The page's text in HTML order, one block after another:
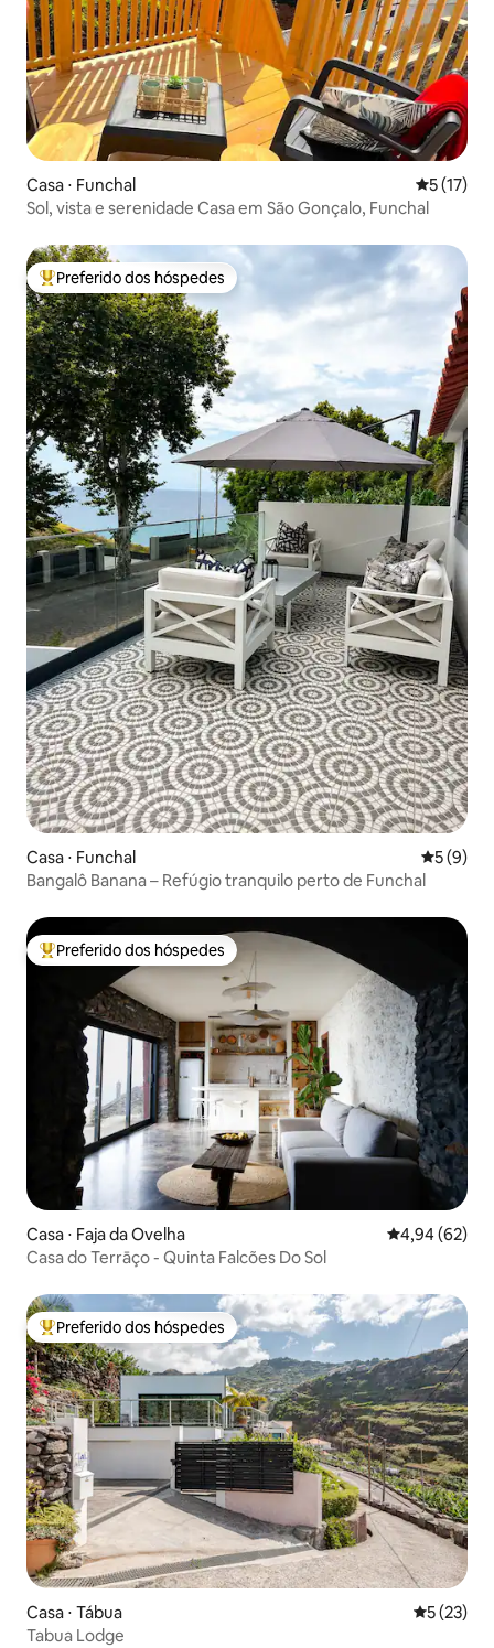
Casa ⋅ Funchal 5 de uma
5 (17)
Sol, vista e serenidade Casa em São Gonçalo, Funchal
Entre os melhores preferidos dos hóspedes
Preferido dos hóspedes
Casa ⋅ Funchal 5 de
5 (9)
Bangalô Banana – Refúgio tranquilo perto de Funchal
Entre os melhores preferidos dos hóspedes
Preferido dos hóspedes
Casa ⋅ Faja da Ovelha 4,94 de uma
4,94 (62)
Casa do Terrāço - Quinta Falcões Do Sol
Entre os melhores preferidos dos hóspedes
Preferido dos hóspedes
Casa ⋅ Tábua 5 de uma
5 (23)
Tabua Lodge